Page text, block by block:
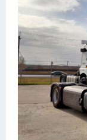
Шевроле
УАЗ
Кадиллак
Автокемпер
Феррари
Поезда
Мотоциклы